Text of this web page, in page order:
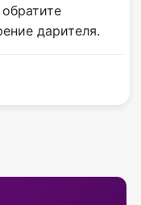
дарителя.